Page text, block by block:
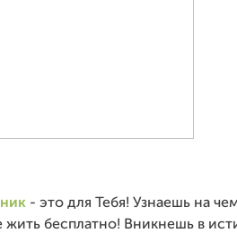
- это для Тебя! Узнаешь на
жить бесплатно! Вникнешь в